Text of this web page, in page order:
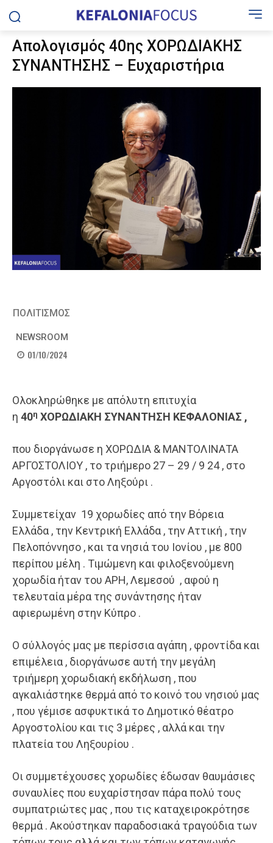
Απολογισμός 40ης ΧΟΡΩΔΙΑΚΗΣ
ΣΥΝΑΝΤΗΣΗΣ – Ευχαριστήρια
ΠΟΛΙΤΙΣΜΟΣ
NEWSROOM
01/10/2024
Ολοκληρώθηκε με απόλυτη επιτυχία
η 40η ΧΟΡΩΔΙΑΚΗ ΣΥΝΑΝΤΗΣΗ ΚΕΦΑΛΟΝΙΑΣ ,
που διοργάνωσε η ΧΟΡΩΔΙΑ & ΜΑΝΤΟΛΙΝΑΤΑ
ΑΡΓΟΣΤΟΛΙΟΥ , το τριήμερο 27 – 29 / 9 24 , στο
Αργοστόλι και στο Ληξούρι .
Συμμετείχαν 19 χορωδίες από την Βόρεια
Ελλάδα , την Κεντρική Ελλάδα , την Αττική , την
Πελοπόννησο , και τα νησιά του Ιονίου , με 800
περίπου μέλη . Τιμώμενη και φιλοξενούμενη
χορωδία ήταν του ΑΡΗ, Λεμεσού , αφού η
τελευταία μέρα της συνάντησης ήταν
αφιερωμένη στην Κύπρο .
Ο σύλλογός μας με περίσσια αγάπη , φροντίδα και
επιμέλεια , διοργάνωσε αυτή την μεγάλη
τριήμερη χορωδιακή εκδήλωση , που
αγκαλιάστηκε θερμά από το κοινό του νησιού μας
, που γέμισε ασφυκτικά το Δημοτικό θέατρο
Αργοστολίου και τις 3 μέρες , αλλά και την
πλατεία του Ληξουρίου .
Οι συμμετέχουσες χορωδίες έδωσαν θαυμάσιες
συναυλίες που ευχαρίστησαν πάρα πολύ τους
συμπατριώτες μας , που τις καταχειροκρότησε
θερμά . Ακούστηκαν παραδοσιακά τραγούδια των